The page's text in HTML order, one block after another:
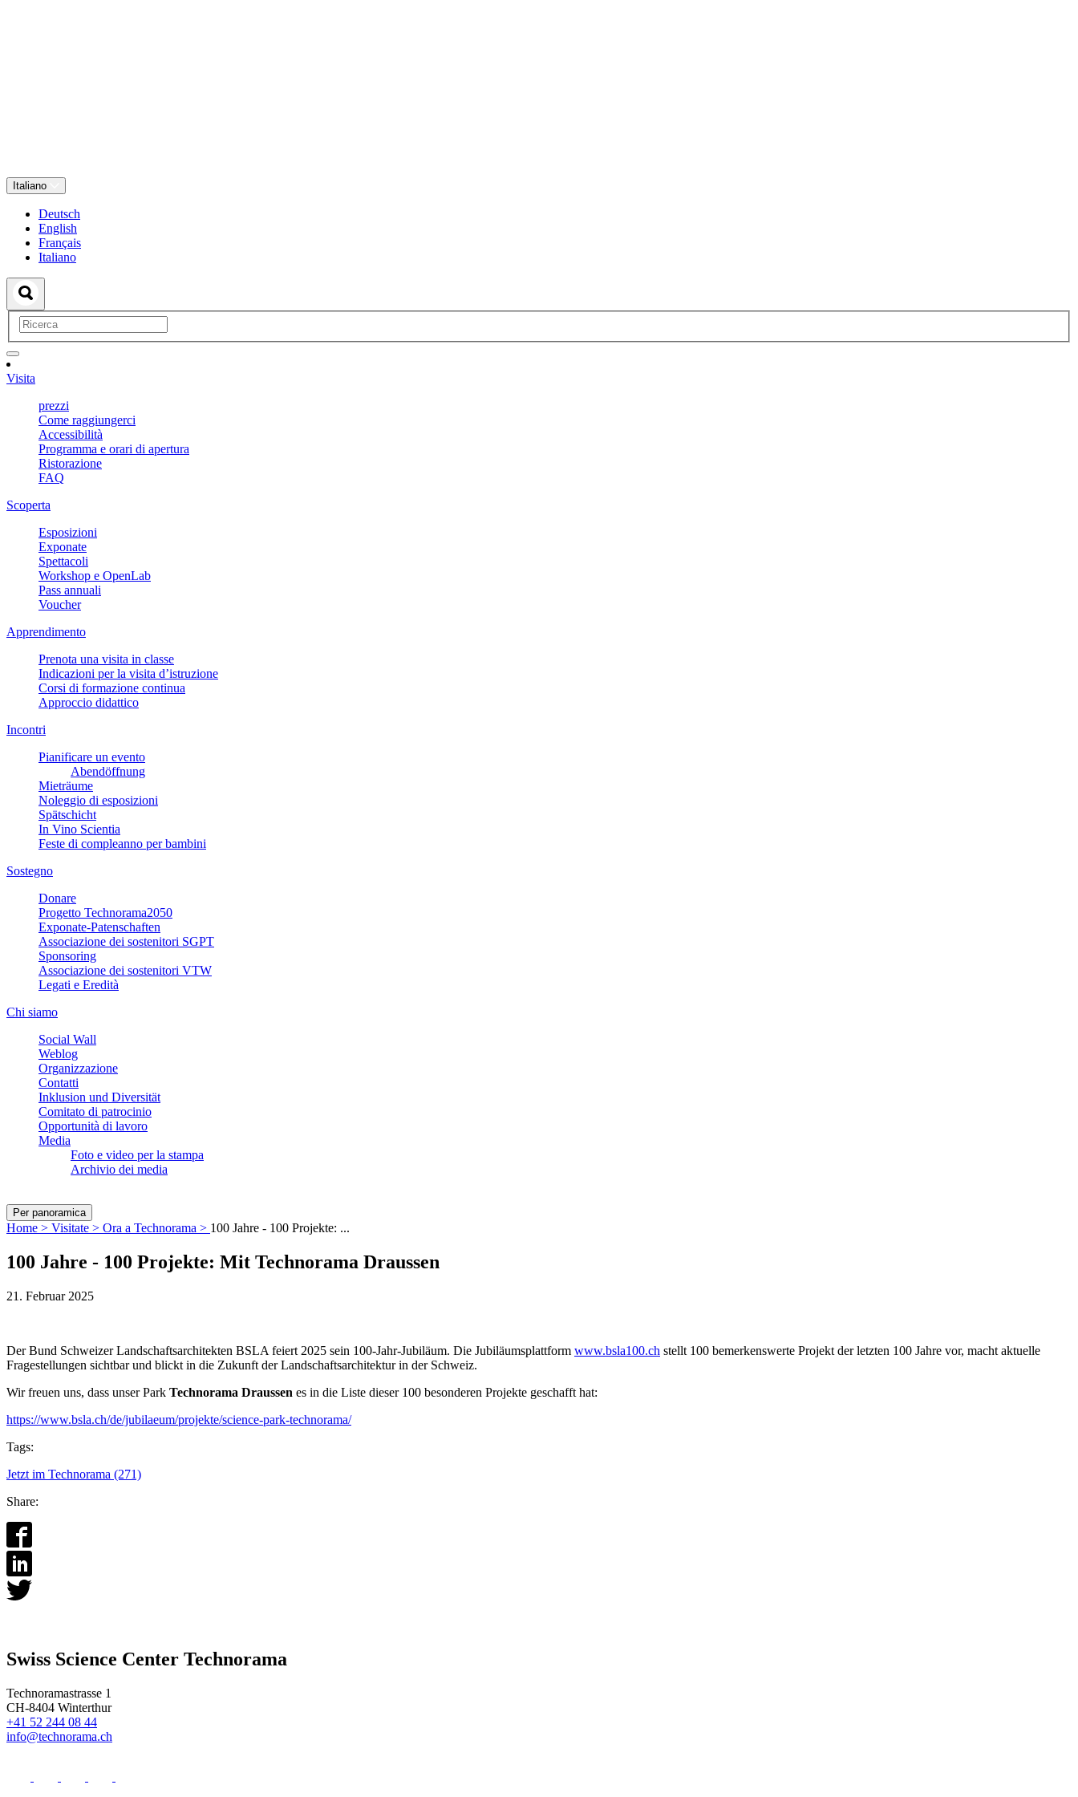
Italiano
Deutsch
English
Français
Italiano
Visita
prezzi
Come raggiungerci
Accessibilità
Programma e orari di apertura
Ristorazione
FAQ
Scoperta
Esposizioni
Exponate
Spettacoli
Workshop e OpenLab
Pass annuali
Voucher
Apprendimento
Prenota una visita in classe
Indicazioni per la visita d’istruzione
Corsi di formazione continua
Approccio didattico
Incontri
Pianificare un evento
Abendöffnung
Mieträume
Noleggio di esposizioni
Spätschicht
In Vino Scientia
Feste di compleanno per bambini
Sostegno
Donare
Progetto Technorama2050
Exponate-Patenschaften
Associazione dei sostenitori SGPT
Sponsoring
Associazione dei sostenitori VTW
Legati e Eredità
Chi siamo
Social Wall
Weblog
Organizzazione
Contatti
Inklusion und Diversität
Comitato di patrocinio
Opportunità di lavoro
Media
Foto e video per la stampa
Archivio dei media
Per panoramica
Home > Visitate > Ora a Technorama > 100 Jahre - 100 Projekte: ...
100 Jahre - 100 Projekte: Mit Technorama Draussen
21. Februar 2025
Der Bund Schweizer Landschaftsarchitekten BSLA feiert 2025 sein 100-Jahr-Jubiläum. Die Jubiläumsplattform www.bsla100.ch stellt 100 bemerkenswerte Projekt der letzten 100 Jahre vor, macht aktuelle
Fragestellungen sichtbar und blickt in die Zukunft der Landschaftsarchitektur in der Schweiz.
Wir freuen uns, dass unser Park Technorama Draussen es in die Liste dieser 100 besonderen Projekte geschafft hat:
https://www.bsla.ch/de/jubilaeum/projekte/science-park-technorama/
Tags:
Jetzt im Technorama (271)
Share:
Swiss Science Center Technorama
Technoramastrasse 1
CH-8404 Winterthur
+41 52 244 08 44
info@technorama.ch